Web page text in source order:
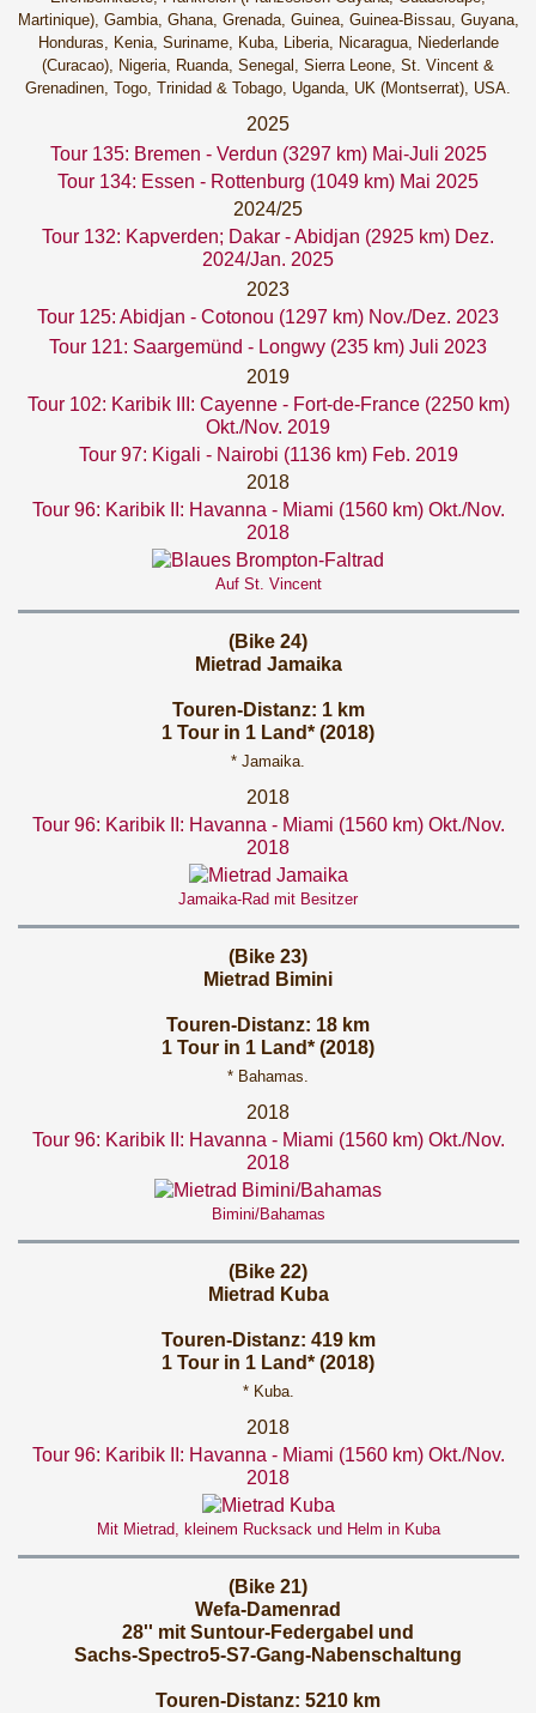
Martinique), Gambia, Ghana, Grenada, Guinea, Guinea-Bissau, Guyana,
Honduras, Kenia, Suriname, Kuba, Liberia, Nicaragua, Niederlande
(Curacao), Nigeria, Ruanda, Senegal, Sierra Leone, St. Vincent &
Grenadinen, Togo, Trinidad & Tobago, Uganda, UK (Montserrat), USA.
2025
Tour 135: Bremen - Verdun (3297 km) Mai-Juli 2025
Tour 134: Essen - Rottenburg (1049 km) Mai 2025
2024/25
Tour 132: Kapverden; Dakar - Abidjan (2925 km) Dez.
2024/Jan. 2025
2023
Tour 125: Abidjan - Cotonou (1297 km) Nov./Dez. 2023
Tour 121: Saargemünd - Longwy (235 km) Juli 2023
2019
Tour 102: Karibik III: Cayenne - Fort-de-France (2250 km)
Okt./Nov. 2019
Tour 97: Kigali - Nairobi (1136 km) Feb. 2019
2018
Tour 96: Karibik II: Havanna - Miami (1560 km) Okt./Nov.
2018
Auf St. Vincent
(Bike 24)
Mietrad Jamaika
Touren-Distanz: 1 km
1 Tour in 1 Land* (2018)
* Jamaika.
2018
Tour 96: Karibik II: Havanna - Miami (1560 km) Okt./Nov.
2018
Jamaika-Rad mit Besitzer
(Bike 23)
Mietrad Bimini
Touren-Distanz: 18 km
1 Tour in 1 Land* (2018)
* Bahamas.
2018
Tour 96: Karibik II: Havanna - Miami (1560 km) Okt./Nov.
2018
Bimini/Bahamas
(Bike 22)
Mietrad Kuba
Touren-Distanz: 419 km
1 Tour in 1 Land* (2018)
* Kuba.
2018
Tour 96: Karibik II: Havanna - Miami (1560 km) Okt./Nov.
2018
Mit Mietrad, kleinem Rucksack und Helm in Kuba
(Bike 21)
Wefa-Damenrad
28'' mit Suntour-Federgabel und
Sachs-Spectro5-S7-Gang-Nabenschaltung
Touren-Distanz: 5210 km